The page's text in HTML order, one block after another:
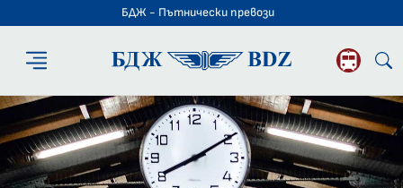
БДЖ - Пътнически превози
БДЖ -